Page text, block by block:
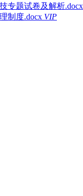
专题试卷及解析.docx
制度.docx VIP